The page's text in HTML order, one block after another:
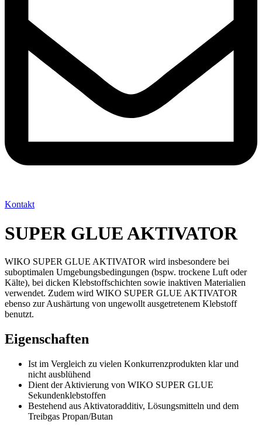
Kontakt
SUPER GLUE AKTIVATOR
WIKO SUPER GLUE AKTIVATOR wird insbesondere bei
suboptimalen Umgebungsbedingungen (bspw. trockene Luft oder
Kälte), bei dicken Klebstoffschichten sowie inaktiven Materialien
verwendet. Zudem wird WIKO SUPER GLUE AKTIVATOR
ebenso zur Aushärtung von ungewollt ausgetretenem Klebstoff
benutzt.
Eigenschaften
Ist im Vergleich zu vielen Konkurrenzprodukten klar und
nicht ausblühend
Dient der Aktivierung von WIKO SUPER GLUE
Sekundenklebstoffen
Bestehend aus Aktivatoradditiv, Lösungsmitteln und dem
Treibgas Propan/Butan